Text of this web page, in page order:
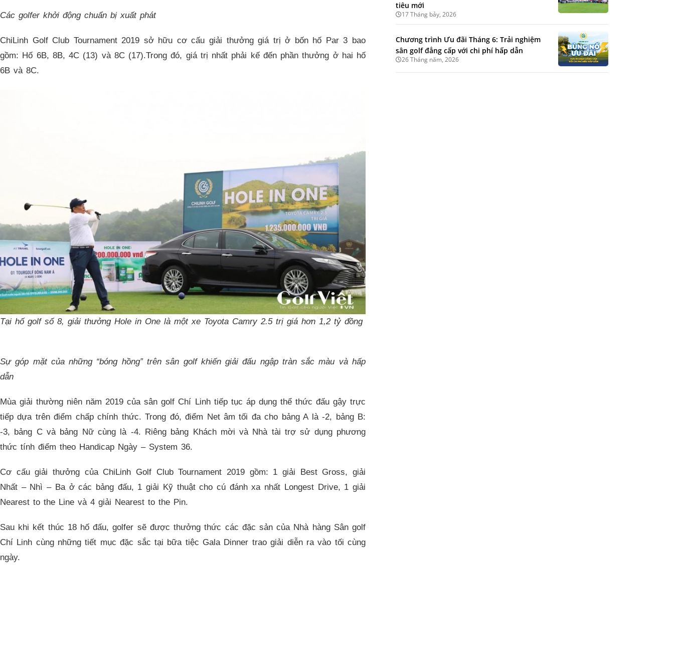
Các golfer khởi động chuẩn bị xuất phát
ChiLinh Golf Club Tournament 2019 sở hữu cơ cấu giải thưởng giá trị ở bốn hố Par 3 bao
gồm: Hố 6B, 8B, 4C (13) và 8C (17).Trong đó, giá trị nhất phải kế đến phần thưởng ở hai hố
6B và 8C.
Tại hố golf số 8, giải thưởng Hole in One là một xe Toyota Camry 2.5 trị giá hơn 1,2 tỷ đồng
Sự góp mặt của những “bóng hồng” trên sân golf khiến giải đấu ngập tràn sắc màu và hấp
dẫn
Mùa giải thường niên năm 2019 của sân golf Chí Linh tiếp tục áp dụng thể thức đấu gậy trực
tiếp dựa trên điểm chấp chính thức. Trong đó, điểm Net âm tối đa cho bảng A là -2, bảng B:
-3, bảng C và bảng Nữ cùng là -4. Riêng bảng Khách mời và Nhà tài trợ sử dụng phương
thức tính điểm theo Handicap Ngày – System 36.
Cơ cấu giải thưởng của ChiLinh Golf Club Tournament 2019 gồm: 1 giải Best Gross, giải
Nhất – Nhì – Ba ở các bảng đấu, 1 giải Kỹ thuật cho cú đánh xa nhất Longest Drive, 1 giải
Nearest to the Line và 4 giải Nearest to the Pin.
Sau khi kết thúc 18 hố đấu, golfer sẽ được thưởng thức các đặc sản của Nhà hàng Sân golf
Chí Linh cùng những tiết mục đặc sắc tại bữa tiệc Gala Dinner trao giải diễn ra vào tối cùng
ngày.
tiêu mới
17 Tháng bảy, 2026
Chương trình Ưu đãi Tháng 6: Trải nghiệm
sân golf đẳng cấp với chi phí hấp dẫn
26 Tháng năm, 2026